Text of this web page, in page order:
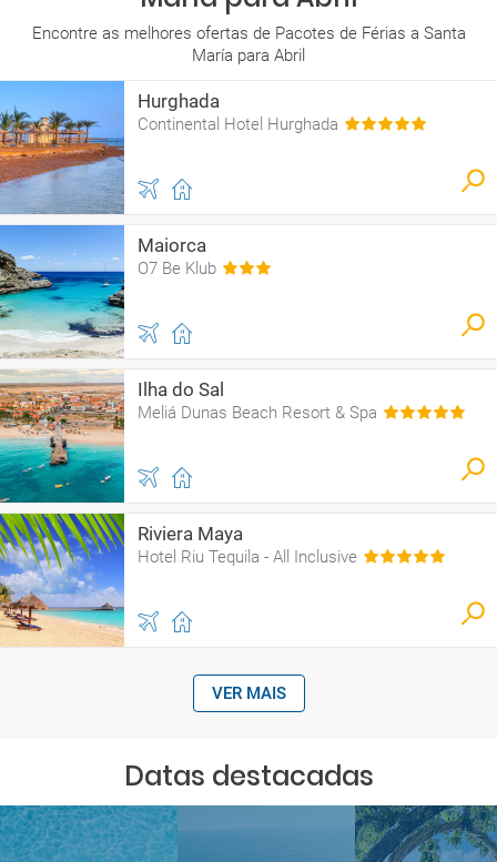
Encontre as melhores ofertas de Pacotes de Férias a Santa
María para Abril
Hurghada
Continental Hotel Hurghada
Maiorca
O7 Be Klub
Ilha do Sal
Meliá Dunas Beach Resort & Spa
Riviera Maya
Hotel Riu Tequila - All Inclusive
VER MAIS
Datas destacadas